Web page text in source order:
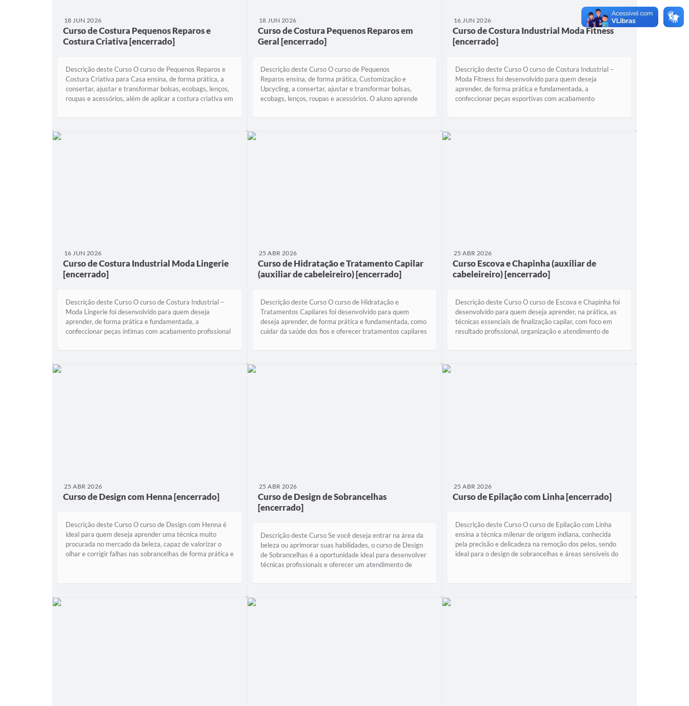
18 JUN 2026
Curso de Costura Pequenos Reparos e
Costura Criativa [encerrado]
Descrição deste Curso O curso de Pequenos Reparos e
Costura Criativa para Casa ensina, de forma prática, a
consertar, ajustar e transformar bolsas, ecobags, lenços,
roupas e acessórios, além de aplicar a costura criativa em
18 JUN 2026
Curso de Costura Pequenos Reparos em
Geral [encerrado]
Descrição deste Curso O curso de Pequenos
Reparos ensina, de forma prática, Customização e
Upcycling, a consertar, ajustar e transformar bolsas,
ecobags, lenços, roupas e acessórios. O aluno aprende
16 JUN 2026
Curso de Costura Industrial Moda Fitness
[encerrado]
Descrição deste Curso O curso de Costura Industrial –
Moda Fitness foi desenvolvido para quem deseja
aprender, de forma prática e fundamentada, a
confeccionar peças esportivas com acabamento
16 JUN 2026
Curso de Costura Industrial Moda Lingerie
[encerrado]
Descrição deste Curso O curso de Costura Industrial –
Moda Lingerie foi desenvolvido para quem deseja
aprender, de forma prática e fundamentada, a
confeccionar peças íntimas com acabamento profissional
25 ABR 2026
Curso de Hidratação e Tratamento Capilar
(auxiliar de cabeleireiro) [encerrado]
Descrição deste Curso O curso de Hidratação e
Tratamentos Capilares foi desenvolvido para quem
deseja aprender, de forma prática e fundamentada, como
cuidar da saúde dos fios e oferecer tratamentos capilares
25 ABR 2026
Curso Escova e Chapinha (auxiliar de
cabeleireiro) [encerrado]
Descrição deste Curso O curso de Escova e Chapinha foi
desenvolvido para quem deseja aprender, na prática, as
técnicas essenciais de finalização capilar, com foco em
resultado profissional, organização e atendimento de
25 ABR 2026
Curso de Design com Henna [encerrado]
Descrição deste Curso O curso de Design com Henna é
ideal para quem deseja aprender uma técnica muito
procurada no mercado da beleza, capaz de valorizar o
olhar e corrigir falhas nas sobrancelhas de forma prática e
25 ABR 2026
Curso de Design de Sobrancelhas
[encerrado]
Descrição deste Curso Se você deseja entrar na área da
beleza ou aprimorar suas habilidades, o curso de Design
de Sobrancelhas é a oportunidade ideal para desenvolver
técnicas profissionais e oferecer um atendimento de
25 ABR 2026
Curso de Epilação com Linha [encerrado]
Descrição deste Curso O curso de Epilação com Linha
ensina a técnica milenar de origem indiana, conhecida
pela precisão e delicadeza na remoção dos pelos, sendo
ideal para o design de sobrancelhas e áreas sensíveis do